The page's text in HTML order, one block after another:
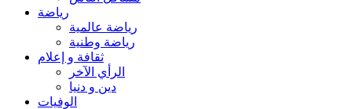
رياضة
رياضة عالمية
رياضة وطنية
ثقافة و إعلام
الرأي الآخر
دين و دنيا
الوفيات